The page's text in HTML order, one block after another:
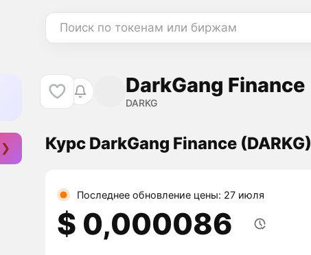
Поиск по токенам или биржам
DarkGang Finance
DARKG
Курс DarkGang Finance (DARKG)
Последнее обновление цены: 27 июля
$ 0,000086